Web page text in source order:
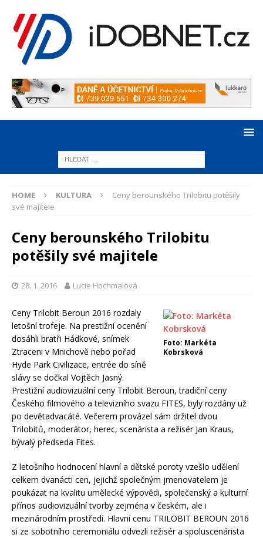
HOME KULTURA
Ceny berounského Trilobitu potěšily
své majitele
Ceny berounského Trilobitu
potěšily své majitele
28. 1. 2016 Lucie Hochmalová
Foto: Markéta
Kobrsková
Ceny Trilobit Beroun 2016 rozdaly
letošní trofeje. Na prestižní ocenění
dosáhli bratři Hádkové, snímek
Ztraceni v Mnichově nebo pořad
Hyde Park Civilizace, entrée do síně
slávy se dočkal Vojtěch Jasný.
Prestižní audiovizuální ceny Trilobit Beroun, tradiční ceny
Českého filmového a televizního svazu FITES, byly rozdány už
po devětadvacáté. Večerem provázel sám držitel dvou
Trilobitů, moderátor, herec, scenárista a režisér Jan Kraus,
bývalý předseda Fites.
Z letošního hodnocení hlavní a dětské poroty vzešlo udělení
celkem dvanácti cen, jejichž společným jmenovatelem je
poukázat na kvalitu umělecké výpovědi, společenský a kulturní
přínos audiovizuální tvorby zejména v českém, ale i
mezinárodním prostředí. Hlavní cenu TRILOBIT BEROUN 2016
si ze sobotního ceremoniálu odvezli režisér a spoluscenárista